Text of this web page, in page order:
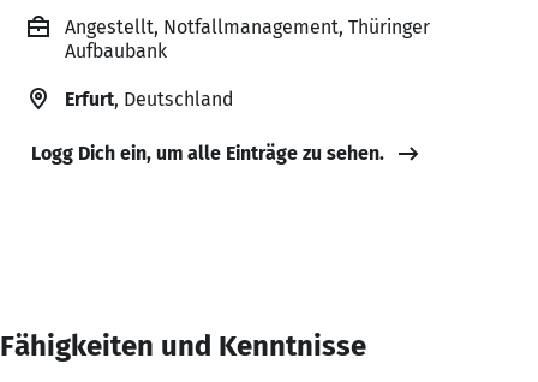
Angestellt, Notfallmanagement, Thüringer
Aufbaubank
Erfurt, Deutschland
Logg Dich ein, um alle Einträge zu sehen.
Fähigkeiten und Kenntnisse